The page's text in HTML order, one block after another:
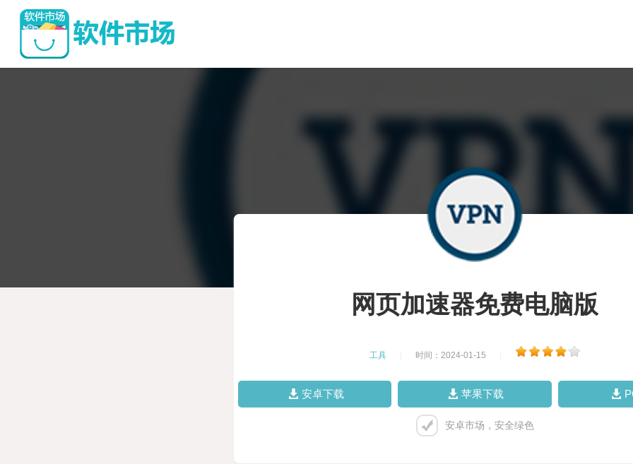
网页加速器免费电脑版
工具 时间：2024-01-15
安卓下载 苹果下载
安卓市场，安全绿色